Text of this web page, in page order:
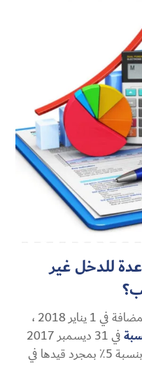
للدخل غير
عندما تم تطبيق ضريبة القيمة المضافة في 1 يناير 2018 ،
في 31 ديسمبر 2017
خاضعة لضريبة القيمة المضافة بنسبة 5٪ بمجرد قيدها في